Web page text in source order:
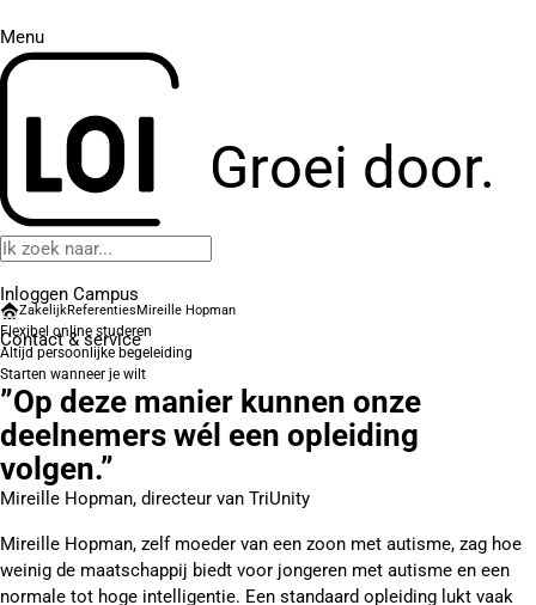
Menu
Groei door.
Inloggen Campus
Contact& service
ZakelijkReferentiesMireille Hopman
Flexibel online studeren
Altijd persoonlijke begeleiding
Starten wanneer je wilt
”Op deze manier kunnen onze
deelnemers wél een opleiding
volgen.”
Mireille Hopman, directeur van TriUnity
Mireille Hopman, zelf moeder van een zoon met autisme, zag hoe
weinig de maatschappij biedt voor jongeren met autisme en een
normale tot hoge intelligentie. Een standaard opleiding lukt vaak